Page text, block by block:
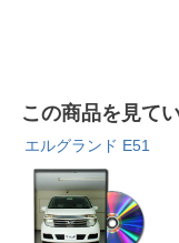
この商品を見て
エルグランド E51